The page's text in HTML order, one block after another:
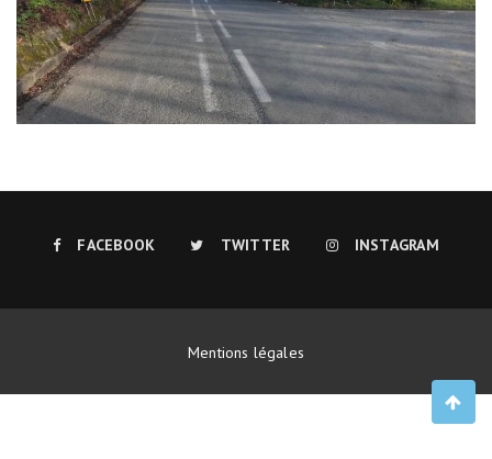
FACEBOOK TWITTER INSTAGRAM
Mentions légales